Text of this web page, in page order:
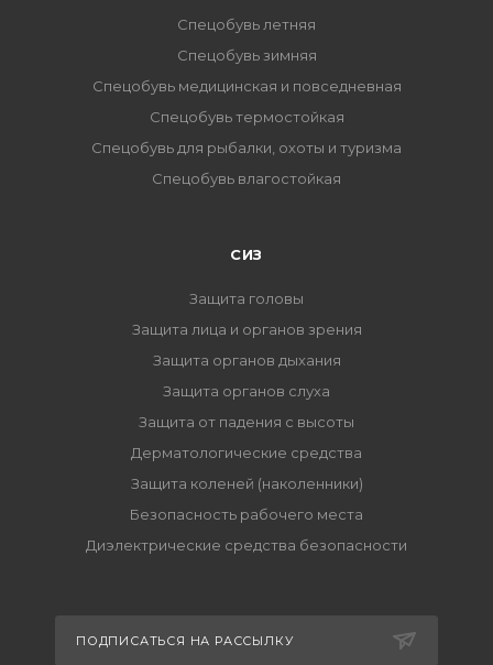
Спецобувь летняя
Спецобувь зимняя
Спецобувь медицинская и повседневная
Спецобувь термостойкая
Спецобувь для рыбалки, охоты и туризма
Спецобувь влагостойкая
СИЗ
Защита головы
Защита лица и органов зрения
Защита органов дыхания
Защита органов слуха
Защита от падения с высоты
Дерматологические средства
Защита коленей (наколенники)
Безопасность рабочего места
Диэлектрические средства безопасности
ПОДПИСАТЬСЯ НА РАССЫЛКУ